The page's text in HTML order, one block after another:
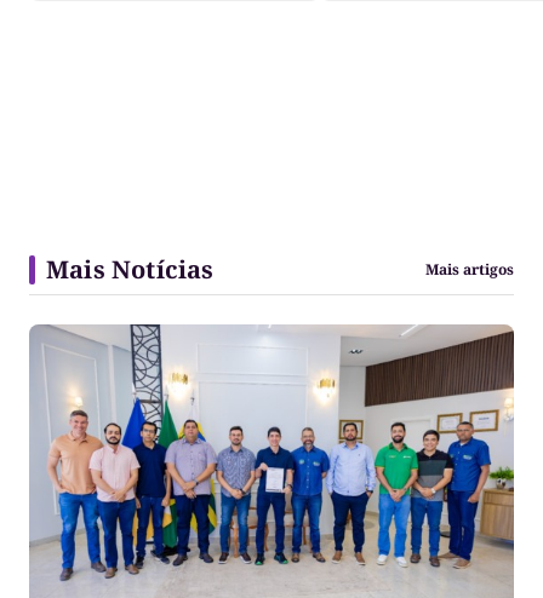
Mais Notícias Mais artigos